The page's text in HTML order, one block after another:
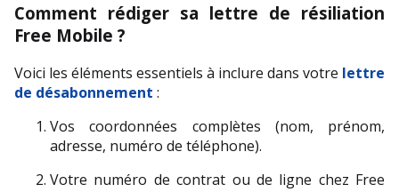
Comment rédiger sa lettre de résiliation
Free Mobile ?
Voici les éléments essentiels à inclure dans votre lettre
de désabonnement :
Vos coordonnées complètes (nom, prénom,
adresse, numéro de téléphone).
Votre numéro de contrat ou de ligne chez Free